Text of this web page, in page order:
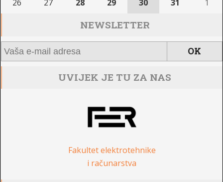
26 27 28 29 30 31 1
NEWSLETTER
UVIJEK JE TU ZA NAS
Fakultet elektrotehnike
i računarstva